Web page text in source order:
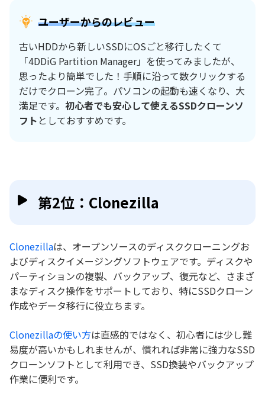
ユーザーからのレビュー
古いHDDから新しいSSDにOSごと移行したくて
「4DDiG Partition Manager」を使ってみましたが、
思ったより簡単でした！手順に沿って数クリックする
だけでクローン完了。パソコンの起動も速くなり、大
満足です。 初心者でも安心して使えるSSDクローンソ
フト としておすすめです。
第2位：Clonezilla
Clonezillaは、オープンソースのディスククローニングお
よびディスクイメージングソフトウェアです。ディスクや
パーティションの複製、バックアップ、復元など、さまざ
まなディスク操作をサポートしており、特にSSDクローン
作成やデータ移行に役立ちます。
Clonezillaの使い方は直感的ではなく、初心者には少し難
易度が高いかもしれませんが、慣れれば非常に強力なSSD
クローンソフトとして利用でき、SSD換装やバックアップ
作業に便利です。